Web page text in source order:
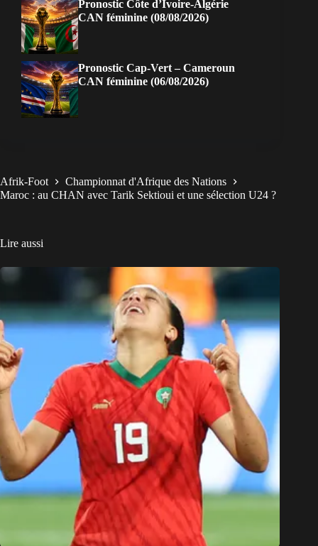
Pronostic Côte d’Ivoire-Algérie
CAN féminine (08/08/2026)
Pronostic Cap-Vert – Cameroun
CAN féminine (06/08/2026)
Afrik-Foot
Championnat d'Afrique des Nations
Maroc : au CHAN avec Tarik Sektioui et une sélection U24 ?
Lire aussi